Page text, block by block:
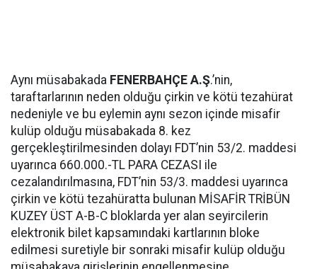
Aynı müsabakada FENERBAHÇE A.Ş.’nin,
taraftarlarının neden olduğu çirkin ve kötü tezahürat
nedeniyle ve bu eylemin aynı sezon içinde misafir
kulüp olduğu müsabakada 8. kez
gerçekleştirilmesinden dolayı FDT’nin 53/2. maddesi
uyarınca 660.000.-TL PARA CEZASI ile
cezalandırılmasına, FDT’nin 53/3. maddesi uyarınca
çirkin ve kötü tezahüratta bulunan MİSAFİR TRİBÜN
KUZEY ÜST A-B-C bloklarda yer alan seyircilerin
elektronik bilet kapsamındaki kartlarının bloke
edilmesi suretiyle bir sonraki misafir kulüp olduğu